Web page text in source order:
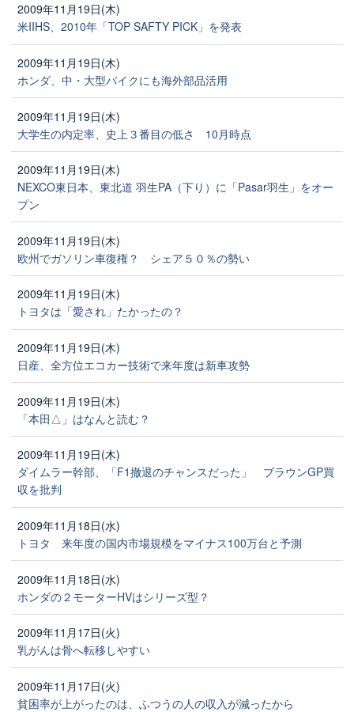
2009年11月19日(木)
米IIHS、2010年「TOP SAFTY PICK」を発表
2009年11月19日(木)
ホンダ、中・大型バイクにも海外部品活用
2009年11月19日(木)
大学生の内定率、史上３番目の低さ 10月時点
2009年11月19日(木)
NEXCO東日本、東北道 羽生PA（下り）に「Pasar羽生」をオー
プン
2009年11月19日(木)
欧州でガソリン車復権？ シェア５０％の勢い
2009年11月19日(木)
トヨタは「愛され」たかったの？
2009年11月19日(木)
日産、全方位エコカー技術で来年度は新車攻勢
2009年11月19日(木)
「本田△」はなんと読む？
2009年11月19日(木)
ダイムラー幹部、「F1撤退のチャンスだった」 ブラウンGP買
収を批判
2009年11月18日(水)
トヨタ 来年度の国内市場規模をマイナス100万台と予測
2009年11月18日(水)
ホンダの２モーターHVはシリーズ型？
2009年11月17日(火)
乳がんは骨へ転移しやすい
2009年11月17日(火)
貧困率が上がったのは、ふつうの人の収入が減ったから